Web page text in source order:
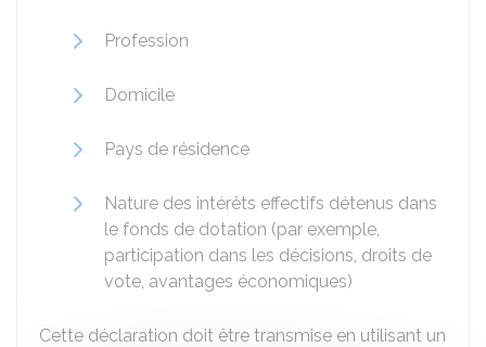
Profession
Domicile
Pays de résidence
Nature des intérêts effectifs détenus dans
le fonds de dotation (par exemple,
participation dans les décisions, droits de
vote, avantages économiques)
Cette déclaration doit être transmise en utilisant un